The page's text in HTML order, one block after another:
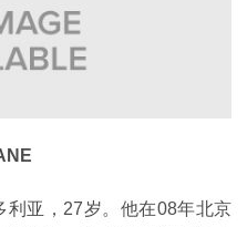
亚，27岁。他在08年北京